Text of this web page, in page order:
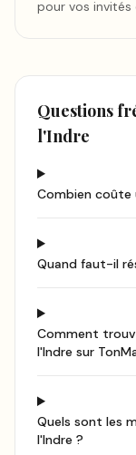
pour vos invités
Questions
l'Indre
Combien coûte
Quand faut-il
Comment
l'Indre sur
Quels sont les
l'Indre ?